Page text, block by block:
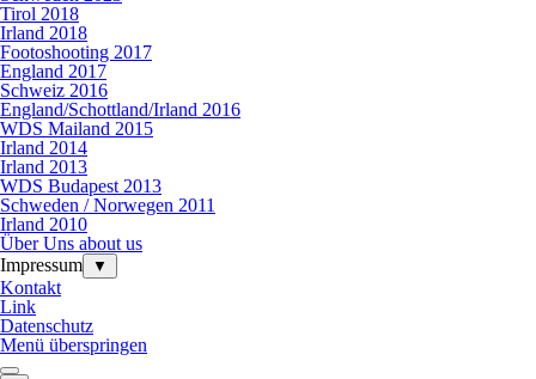
Tirol 2018
Irland 2018
Footoshooting 2017
England 2017
Schweiz 2016
England/Schottland/Irland 2016
WDS Mailand 2015
Irland 2014
Irland 2013
WDS Budapest 2013
Schweden / Norwegen 2011
Irland 2010
Über Uns about us
Impressum
▼
Kontakt
Link
Datenschutz
Menü überspringen